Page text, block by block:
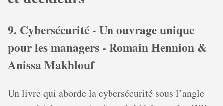
9. Cybersécurité - Un ouvrage unique
pour les managers - Romain Hennion &
Anissa Makhlouf
Un livre qui aborde la cybersécurité sous l’angle